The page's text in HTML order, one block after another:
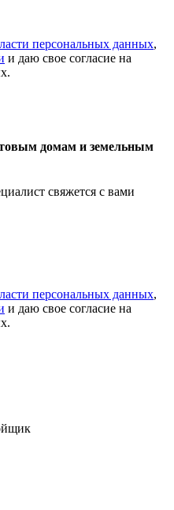
персональных данных,
и даю свое согласие на
домам и земельным
свяжется с вами
персональных данных,
и даю свое согласие на